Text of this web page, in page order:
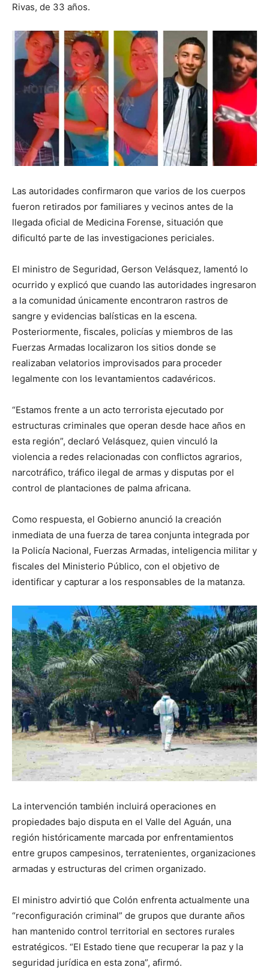
Rivas, de 33 años.
Las autoridades confirmaron que varios de los cuerpos
fueron retirados por familiares y vecinos antes de la
llegada oficial de Medicina Forense, situación que
dificultó parte de las investigaciones periciales.
El ministro de Seguridad, Gerson Velásquez, lamentó lo
ocurrido y explicó que cuando las autoridades ingresaron
a la comunidad únicamente encontraron rastros de
sangre y evidencias balísticas en la escena.
Posteriormente, fiscales, policías y miembros de las
Fuerzas Armadas localizaron los sitios donde se
realizaban velatorios improvisados para proceder
legalmente con los levantamientos cadavéricos.
“Estamos frente a un acto terrorista ejecutado por
estructuras criminales que operan desde hace años en
esta región”, declaró Velásquez, quien vinculó la
violencia a redes relacionadas con conflictos agrarios,
narcotráfico, tráfico ilegal de armas y disputas por el
control de plantaciones de palma africana.
Como respuesta, el Gobierno anunció la creación
inmediata de una fuerza de tarea conjunta integrada por
la Policía Nacional, Fuerzas Armadas, inteligencia militar y
fiscales del Ministerio Público, con el objetivo de
identificar y capturar a los responsables de la matanza.
La intervención también incluirá operaciones en
propiedades bajo disputa en el Valle del Aguán, una
región históricamente marcada por enfrentamientos
entre grupos campesinos, terratenientes, organizaciones
armadas y estructuras del crimen organizado.
El ministro advirtió que Colón enfrenta actualmente una
“reconfiguración criminal” de grupos que durante años
han mantenido control territorial en sectores rurales
estratégicos. “El Estado tiene que recuperar la paz y la
seguridad jurídica en esta zona”, afirmó.